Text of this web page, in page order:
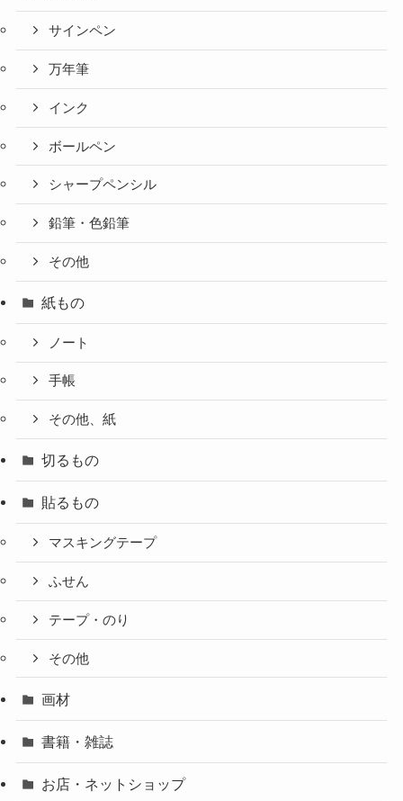
サインペン
万年筆
インク
ボールペン
シャープペンシル
鉛筆・色鉛筆
その他
紙もの
ノート
手帳
その他、紙
切るもの
貼るもの
マスキングテープ
ふせん
テープ・のり
その他
画材
書籍・雑誌
お店・ネットショップ